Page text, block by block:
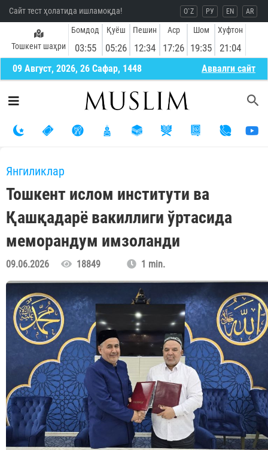
Сайт тест ҳолатида ишламоқда! O`Z РУ EN AR
Тошкент шаҳри
Бомдод
03:55
Қуёш
05:26
Пешин
12:34
Аср
17:26
Шом
19:35
Хуфтон
21:04
09 Август, 2026, 26 Сафар, 1448 Aввалги сайт
Янгиликлар
Тошкент ислом институти ва
Қашқадарё вакиллиги ўртасида
меморандум имзоланди
09.06.2026 18849 1 min.